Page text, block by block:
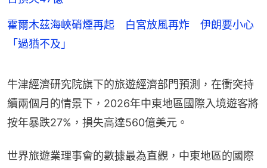
霍爾木茲海峽硝煙再起 白宮放風再炸 伊朗要小心
「過猶不及」
牛津經濟研究院旗下的旅遊經濟部門預測，在衝突持
續兩個月的情景下，2026年中東地區國際入境遊客將
按年暴跌27%，損失高達560億美元。
世界旅遊業理事會的數據最為直觀，中東地區的國際